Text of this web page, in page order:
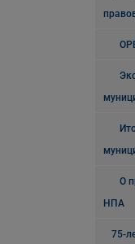
О
НПА
75-